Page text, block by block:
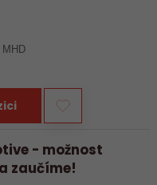
- možnost
zaučíme!